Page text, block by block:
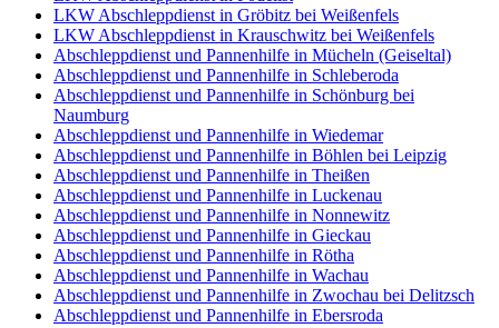
LKW Abschleppdienst in Gröbitz bei Weißenfels
LKW Abschleppdienst in Krauschwitz bei Weißenfels
Abschleppdienst und Pannenhilfe in Mücheln (Geiseltal)
Abschleppdienst und Pannenhilfe in Schleberoda
Abschleppdienst und Pannenhilfe in Schönburg bei
Naumburg
Abschleppdienst und Pannenhilfe in Wiedemar
Abschleppdienst und Pannenhilfe in Böhlen bei Leipzig
Abschleppdienst und Pannenhilfe in Theißen
Abschleppdienst und Pannenhilfe in Luckenau
Abschleppdienst und Pannenhilfe in Nonnewitz
Abschleppdienst und Pannenhilfe in Gieckau
Abschleppdienst und Pannenhilfe in Rötha
Abschleppdienst und Pannenhilfe in Wachau
Abschleppdienst und Pannenhilfe in Zwochau bei Delitzsch
Abschleppdienst und Pannenhilfe in Ebersroda